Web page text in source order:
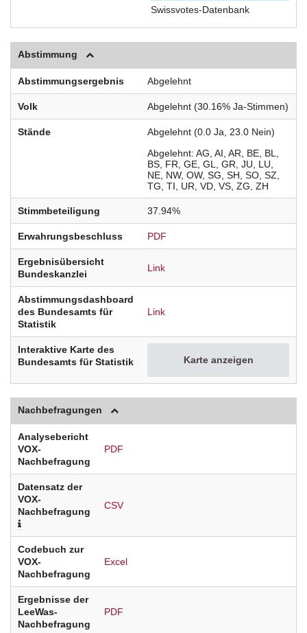
Swissvotes-Datenbank
Abstimmung
Abstimmungsergebnis Abgelehnt
Volk Abgelehnt (30.16% Ja-Stimmen)
Stände
Abgelehnt (0.0 Ja, 23.0 Nein)
Abgelehnt AG AI AR BE BL
BS FR GE GL GR JU
LU
NE NW OW SG SH SO SZ
TG TI UR VD VS ZG ZH
Stimmbeteiligung 37.94%
Erwahrungsbeschluss PDF
Ergebnisübersicht
Bundeskanzlei
Link
Abstimmungsdashboard
des Bundesamts für
Statistik
Link
Interaktive Karte des
Bundesamts für Statistik
Karte anzeigen
Nachbefragungen
Analysebericht
VOX-
Nachbefragung
PDF
Datensatz der
VOX-
Nachbefragung
CSV
Codebuch zur
VOX-
Nachbefragung
Excel
Ergebnisse der
LeeWas-
Nachbefragung
PDF